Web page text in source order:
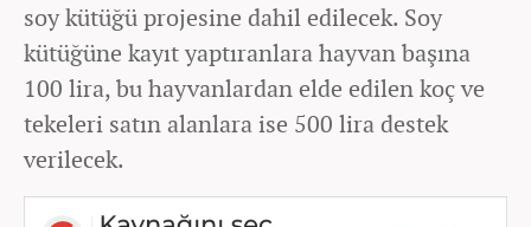
soy kütüğü projesine dahil edilecek. Soy
kütüğüne kayıt yaptıranlara hayvan başına
100 lira, bu hayvanlardan elde edilen koç ve
tekeleri satın alanlara ise 500 lira destek
verilecek.